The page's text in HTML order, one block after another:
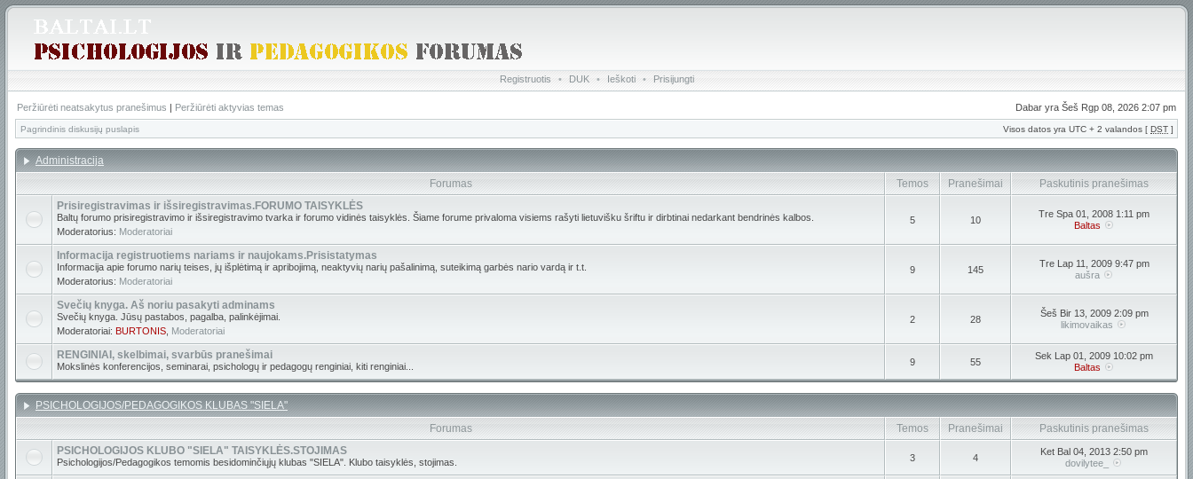
Registruotis • DUK • Ieškoti • Prisijungti
Peržiūrėti neatsakytus pranešimus | Peržiūrėti aktyvias temas Dabar yra Šeš Rgp 08, 2026 2:07 pm
Pagrindinis diskusijų puslapis Visos datos yra UTC + 2 valandos [ DST ]
Administracija
Forumas
Temos Pranešimai
Paskutinis pranešimas
Prisiregistravimas ir išsiregistravimas.FORUMO TAISYKLĖS
Baltų forumo prisiregistravimo ir išsiregistravimo tvarka ir forumo vidinės taisyklės. Šiame forume privaloma visiems rašyti lietuvišku šriftu ir dirbtinai nedarkant bendrinės kalbos.
Moderatorius: Moderatoriai
5 10
Tre Spa 01, 2008 1:11 pm
Baltas
Informacija registruotiems nariams ir naujokams.Prisistatymas
Informacija apie forumo narių teises, jų išplėtimą ir apribojimą, neaktyvių narių pašalinimą, suteikimą garbės nario vardą ir t.t.
Moderatorius: Moderatoriai
9 145
Tre Lap 11, 2009 9:47 pm
aušra
Svečių knyga. Aš noriu pasakyti adminams
Svečių knyga. Jūsų pastabos, pagalba, palinkėjimai.
Moderatoriai: BURTONIS Moderatoriai
2 28
Šeš Bir 13, 2009 2:09 pm
likimovaikas
RENGINIAI, skelbimai, svarbūs pranešimai
Mokslinės konferencijos, seminarai, psichologų ir pedagogų renginiai, kiti renginiai... 9 55
Sek Lap 01, 2009 10:02 pm
Baltas
PSICHOLOGIJOS/PEDAGOGIKOS KLUBAS "SIELA"
Forumas
Temos Pranešimai
Paskutinis pranešimas
PSICHOLOGIJOS KLUBO "SIELA" TAISYKLĖS.STOJIMAS
Psichologijos/Pedagogikos temomis besidominčiųjų klubas "SIELA". Klubo taisyklės, stojimas. 3 4
Ket Bal 04, 2013 2:50 pm
dovilytee_